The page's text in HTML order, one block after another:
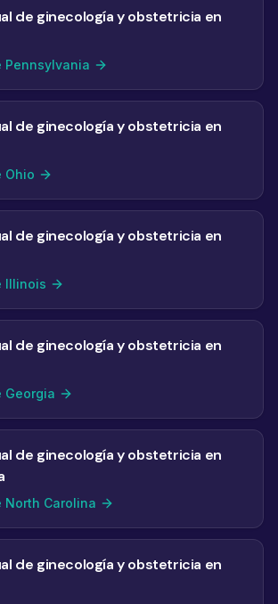
de ginecología y obstetricia en
Pennsylvania
de ginecología y obstetricia en
Ohio
de ginecología y obstetricia en
Illinois
de ginecología y obstetricia en
Georgia
de ginecología y obstetricia en
North Carolina
de ginecología y obstetricia en